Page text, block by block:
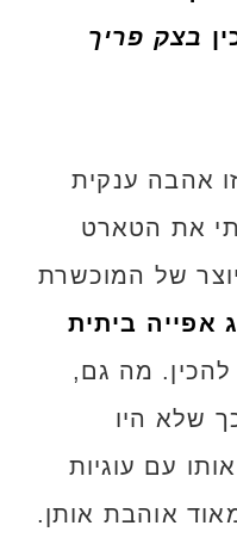
בצק פריך
אהבה ענקית
את הטארט
של המוכשרת
אפייה ביתית
להכין. מה גם,
שלא היו
עם עוגיות
אוהבת אותן.